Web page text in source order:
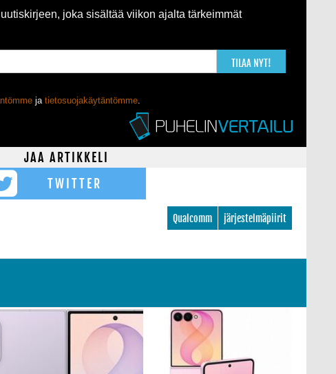
joka sisältää viikon ajalta tärkeimmät
TILAA NYT!
ja tietosuojakäytäntömme.
JAA ARTIKKELI
TWITTER
järjestelmäpiirit
Qualcomm